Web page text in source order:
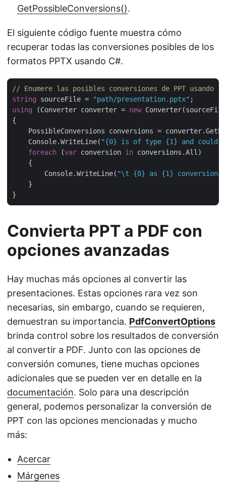
GetPossibleConversions().
El siguiente código fuente muestra cómo
recuperar todas las conversiones posibles de los
formatos PPTX usando C#.
// Enumere las posibles conversiones de PPT usando
string sourceFile = "path/presentation.pptx"
using (Converter converter = new
{
PossibleConversions conversions =
    Console.WriteLine(
"{0} is of type {1} and could
foreach (var conversion in conversions.All)
    {
        Console.WriteLine(
"\t {0} as {1} conversion."
    }
Convierta PPT a PDF con
opciones avanzadas
Hay muchas más opciones al convertir las
presentaciones. Estas opciones rara vez son
necesarias, sin embargo, cuando se requieren,
demuestran su importancia. PdfConvertOptions
brinda control sobre los resultados de conversión
al convertir a PDF. Junto con las opciones de
conversión comunes, tiene muchas opciones
adicionales que se pueden ver en detalle en la
documentación. Solo para una descripción
general, podemos personalizar la conversión de
PPT con las opciones mencionadas y mucho
más:
Acercar
Márgenes